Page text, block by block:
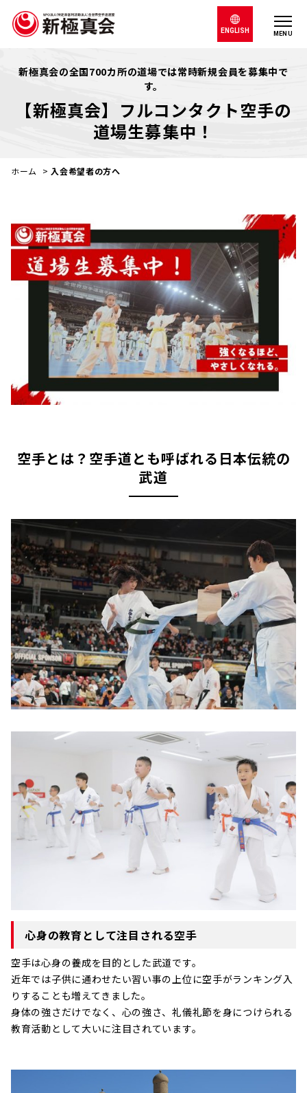
MENU
ENGLISH
新極真会の全国700カ所の道場では常時新規会員を募集中で
す。
【新極真会】フルコンタクト空手の
道場生募集中！
ホーム > 入会希望者の方へ
空手とは？空手道とも呼ばれる日本伝統の
武道
心身の教育として注目される空手
空手は心身の養成を目的とした武道です。
近年では子供に通わせたい習い事の上位に空手がランキング入
りすることも増えてきました。
身体の強さだけでなく、心の強さ、礼儀礼節を身につけられる
教育活動として大いに注目されています。